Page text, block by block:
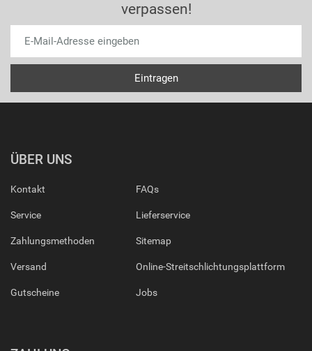
verpassen!
ÜBER UNS
Kontakt
Service
Zahlungsmethoden
Versand
Gutscheine
FAQs
Lieferservice
Sitemap
Online-Streitschlichtungsplattform
Jobs